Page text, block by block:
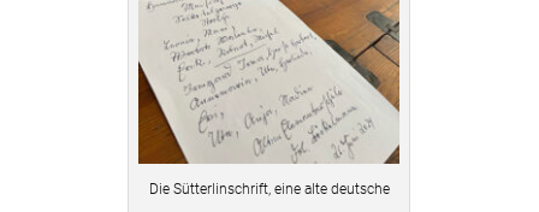
Die Sütterlinschrift, eine alte deutsche